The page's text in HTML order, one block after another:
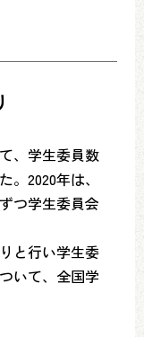
、学生委員数
2020年は、
つ学生委員会
と行い学生委
いて、全国学